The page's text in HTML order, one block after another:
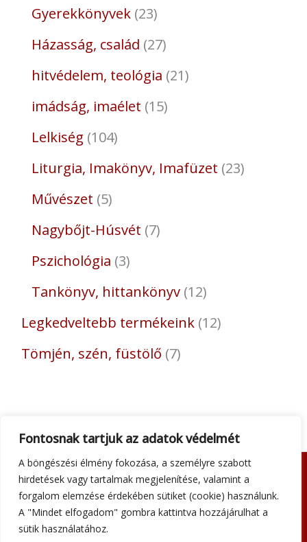
Fontosnak tartjuk az adatok védelmét
A böngészési élmény fokozása, a személyre szabott
hirdetések vagy tartalmak megjelenítése, valamint a
forgalom elemzése érdekében sütiket (cookie) használunk.
A "Mindet elfogadom" gombra kattintva hozzájárulhat a
sütik használatához.
Gyerekkönyvek 23
Házasság, család 27
hitvédelem, teológia 21
imádság, imaélet 15
Lelkiség 104
Liturgia, Imakönyv, Imafüzet 23
Művészet 5
Nagybőjt-Húsvét 7
Pszichológia 3
Tankönyv, hittankönyv 12
Legkedveltebb termékeink 12
Tömjén, szén, füstölő 7
Adatkezelési tájékoztató
Általános szerződési feltételek